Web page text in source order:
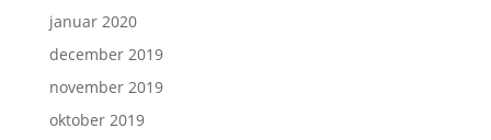
januar 2020
december 2019
november 2019
oktober 2019